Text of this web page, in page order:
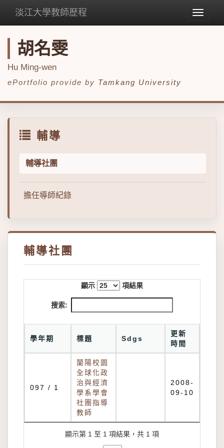
Toggle
淡江大學教師歷程
胡名雯
Hu Ming-wen
ePortfolio provide by Tamkang University
輔導
輔導社團
擔任導師紀錄
輔導社團
顯示 項結果
搜索:
學年期 標題 Sdgs
更新
時間
097 / 1
蘭陽校園
全球化政
治與經濟
學系學會
社團指導
教師
2008-
09-10
顯示第 1 至 1 項結果，共 1 項